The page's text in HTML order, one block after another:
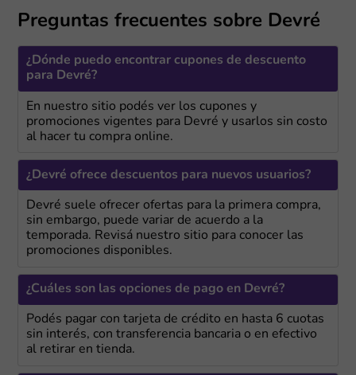
Preguntas frecuentes sobre Devré
¿Dónde puedo encontrar cupones de descuento
para Devré?
En nuestro sitio podés ver los cupones y
promociones vigentes para Devré y usarlos sin costo
al hacer tu compra online.
¿Devré ofrece descuentos para nuevos usuarios?
Devré suele ofrecer ofertas para la primera compra,
sin embargo, puede variar de acuerdo a la
temporada. Revisá nuestro sitio para conocer las
promociones disponibles.
¿Cuáles son las opciones de pago en Devré?
Podés pagar con tarjeta de crédito en hasta 6 cuotas
sin interés, con transferencia bancaria o en efectivo
al retirar en tienda.